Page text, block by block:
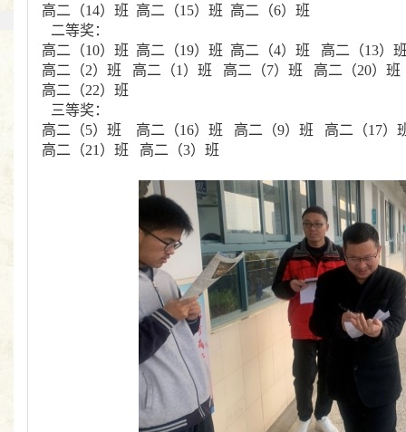
高二（14）班 高二（15）班 高二（6）班
二等奖：
高二（10）班 高二（19）班 高二（4）班 高二（13）
高二（2）班 高二（1）班 高二（7）班 高二（20）
高二（22）班
三等奖：
高二（5）班 高二（16）班 高二（9）班 高二（17）
高二（21）班 高二（3）班